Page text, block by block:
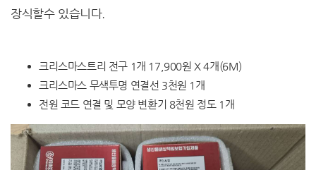
장식할수 있습니다.
크리스마스트리 전구 1개 17,900원 X 4개(6M)
크리스마스 무색투명 연결선 3천원 1개
전원 코드 연결 및 모양 변환기 8천원 정도 1개